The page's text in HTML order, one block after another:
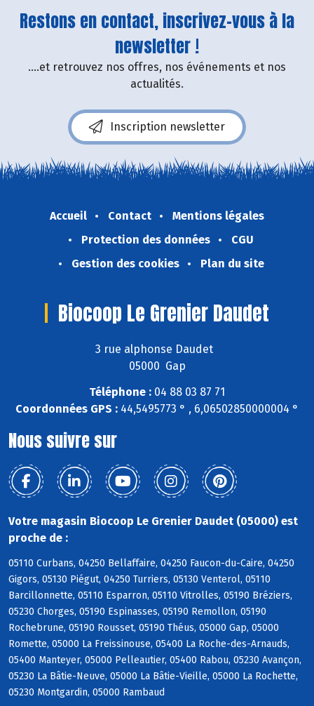
Restons en contact, inscrivez-vous à la
newsletter !
....et retrouvez nos offres, nos événements et nos
actualités.
Inscription newsletter
Accueil Contact
Mentions légales
Protection des données
CGU
Gestion des cookies
Plan du site
Biocoop Le Grenier Daudet
3 rue alphonse Daudet
05000 Gap
Téléphone : 04 88 03 87 71
Coordonnées GPS : 44,5495773 ° , 6,06502850000004 °
Nous suivre sur
Votre magasin Biocoop Le Grenier Daudet (05000) est
proche de :
05110 Curbans, 04250 Bellaffaire, 04250 Faucon-du-Caire, 04250
Gigors, 05130 Piégut, 04250 Turriers, 05130 Venterol, 05110
Barcillonnette, 05110 Esparron, 05110 Vitrolles, 05190 Bréziers,
05230 Chorges, 05190 Espinasses, 05190 Remollon, 05190
Rochebrune, 05190 Rousset, 05190 Théus, 05000 Gap, 05000
Romette, 05000 La Freissinouse, 05400 La Roche-des-Arnauds,
05400 Manteyer, 05000 Pelleautier, 05400 Rabou, 05230 Avançon,
05230 La Bâtie-Neuve, 05000 La Bâtie-Vieille, 05000 La Rochette,
05230 Montgardin, 05000 Rambaud